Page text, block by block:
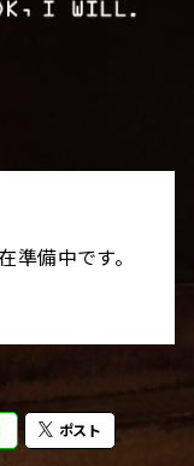
備中です。
ポスト